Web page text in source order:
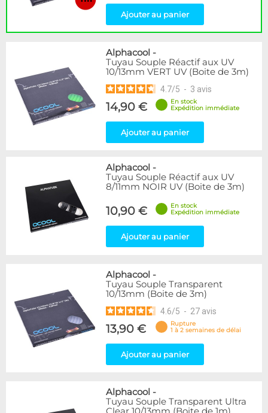
Ajouter au panier
Alphacool -
Tuyau Souple Réactif aux UV
10/13mm VERT UV (Boite de 3m)
4.7/5 - 3 avis
14,90 €
En stock
Expédition immédiate
Ajouter au panier
Alphacool -
Tuyau Souple Réactif aux UV
8/11mm NOIR UV (Boite de 3m)
10,90 €
En stock
Expédition immédiate
Ajouter au panier
Alphacool -
Tuyau Souple Transparent
10/13mm (Boite de 3m)
4.6/5 - 27 avis
13,90 €
Rupture
1 à 2 semaines de délai
Ajouter au panier
Alphacool -
Tuyau Souple Transparent Ultra